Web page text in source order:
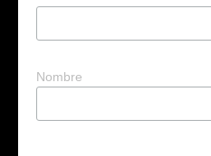
Nombre
¿Quieres que te ayude